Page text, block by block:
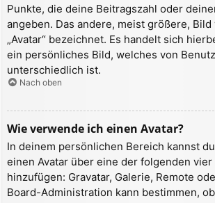
Punkte, die deine Beitragszahl oder
angeben. Das andere, meist größere, Bild
„Avatar“ bezeichnet. Es handelt sich
ein persönliches Bild, welches von
unterschiedlich ist.
Nach oben
Wie verwende ich einen Avatar?
In deinem persönlichen Bereich kannst
einen Avatar über eine der folgenden vier
hinzufügen: Gravatar, Galerie, Remote
Board-Administration kann bestimmen,